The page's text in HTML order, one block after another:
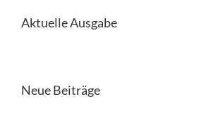
Aktuelle Ausgabe
Neue Beiträge